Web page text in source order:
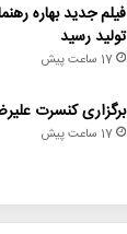
فیلم جدید بهاره
تولید رسید
17 ساعت پیش
برگزاری کنسرت
17 ساعت پیش